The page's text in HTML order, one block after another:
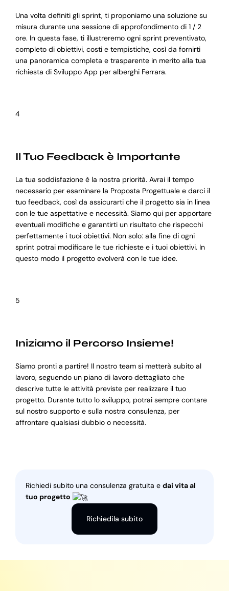
Una volta definiti gli sprint, ti proponiamo una soluzione su
misura durante una sessione di approfondimento di 1 / 2
ore. In questa fase, ti illustreremo ogni sprint preventivato,
completo di obiettivi, costi e tempistiche, così da fornirti
una panoramica completa e trasparente in merito alla tua
richiesta di Sviluppo App per alberghi Ferrara.
4
Il Tuo Feedback è Importante
La tua soddisfazione è la nostra priorità. Avrai il tempo
necessario per esaminare la Proposta Progettuale e darci il
tuo feedback, così da assicurarti che il progetto sia in linea
con le tue aspettative e necessità. Siamo qui per apportare
eventuali modifiche e garantirti un risultato che rispecchi
perfettamente i tuoi obiettivi. Non solo: alla fine di ogni
sprint potrai modificare le tue richieste e i tuoi obiettivi. In
questo modo il progetto evolverà con le tue idee.
5
Iniziamo il Percorso Insieme!
Siamo pronti a partire! Il nostro team si metterà subito al
lavoro, seguendo un piano di lavoro dettagliato che
descrive tutte le attività previste per realizzare il tuo
progetto. Durante tutto lo sviluppo, potrai sempre contare
sul nostro supporto e sulla nostra consulenza, per
affrontare qualsiasi dubbio o necessità.
Richiedi subito una consulenza gratuita e dai vita al
tuo progetto
Richiedila subito